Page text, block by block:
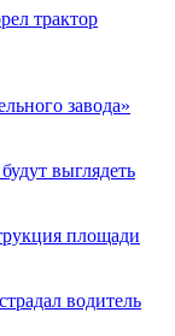
трактор
завода»
выглядеть
площади
водитель